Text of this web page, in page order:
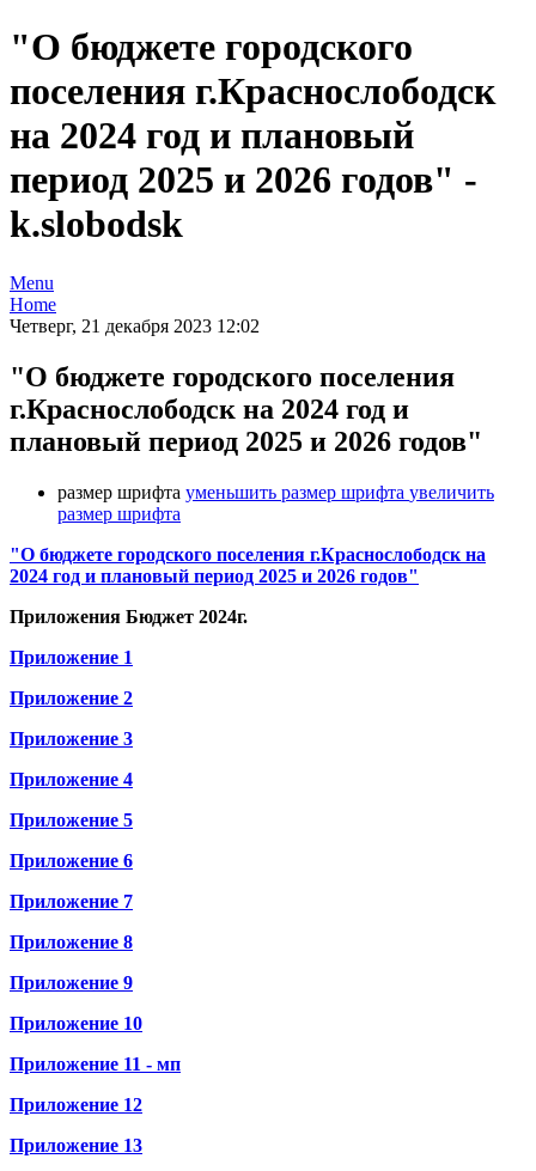
"О бюджете городского
поселения г.Краснослободск
на 2024 год и плановый
период 2025 и 2026 годов" -
k.slobodsk
Menu
Home
Четверг, 21 декабря 2023 12:02
"О бюджете городского поселения
г.Краснослободск на 2024 год и
плановый период 2025 и 2026 годов"
размер шрифта уменьшить размер шрифта увеличить
размер шрифта
"О бюджете городского поселения г.Краснослободск на
2024 год и плановый период 2025 и 2026 годов"
Приложения Бюджет 2024г.
Приложение 1
Приложение 2
Приложение 3
Приложение 4
Приложение 5
Приложение 6
Приложение 7
Приложение 8
Приложение 9
Приложение 10
Приложение 11 - мп
Приложение 12
Приложение 13